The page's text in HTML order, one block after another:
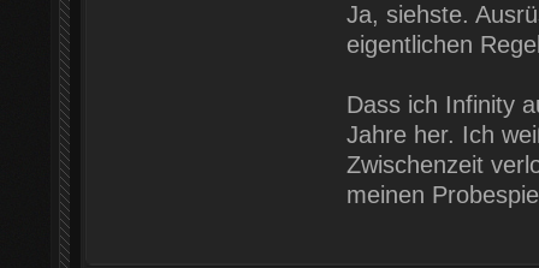
Ja, siehste.
eigentlichen
Dass ich Infinity
Jahre her. Ich
Zwischenzeit
meinen